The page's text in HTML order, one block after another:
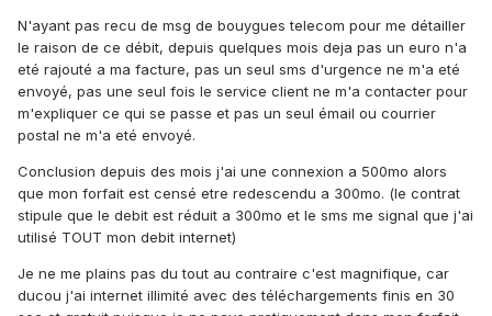
N'ayant pas recu de msg de bouygues telecom pour me détailler
le raison de ce débit, depuis quelques mois deja pas un euro n'a
eté rajouté a ma facture, pas un seul sms d'urgence ne m'a eté
envoyé, pas une seul fois le service client ne m'a contacter pour
m'expliquer ce qui se passe et pas un seul émail ou courrier
postal ne m'a eté envoyé.
Conclusion depuis des mois j'ai une connexion a 500mo alors
que mon forfait est censé etre redescendu a 300mo. (le contrat
stipule que le debit est réduit a 300mo et le sms me signal que j'ai
utilisé TOUT mon debit internet)
Je ne me plains pas du tout au contraire c'est magnifique, car
ducou j'ai internet illimité avec des téléchargements finis en 30